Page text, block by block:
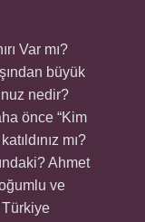
Var mı?
büyük
nedir?
önce “Kim
mı?
Ahmet
ve
Türkiye